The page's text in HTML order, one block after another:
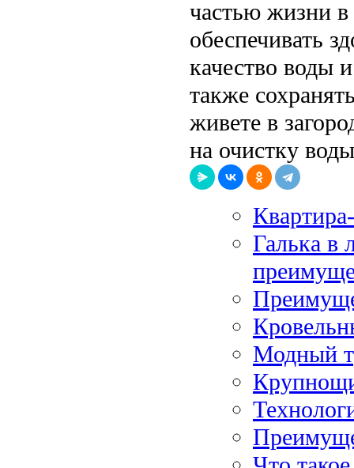
частью жизни в
обеспечивать
качество воды
также
живете в
на очистку
Галька в
Модный